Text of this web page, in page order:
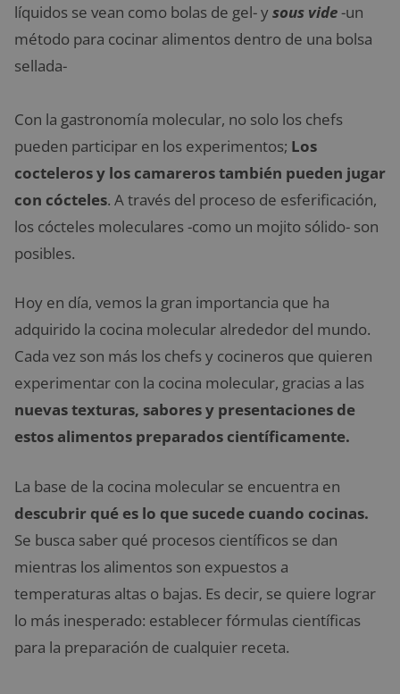
líquidos se vean como bolas de gel- ysous vide-un
método para cocinar alimentos dentro de una bolsa
sellada-
Con la gastronomía molecular, no solo los chefs
pueden participar en los experimentos; Los
cocteleros y los camareros también pueden jugar
con cócteles. A través del proceso de esferificación,
los cócteles moleculares -como un mojito sólido- son
posibles.
Hoy en día, vemos la gran importancia que ha
adquirido la cocina molecular alrededor del mundo.
Cada vez son más los chefs y cocineros que quieren
experimentar con la cocina molecular, gracias a las
nuevas texturas, sabores y presentaciones de
estos alimentos preparados científicamente.
La base de la cocina molecular se encuentra en
descubrir qué es lo que sucede cuando cocinas.
Se busca saber qué procesos científicos se dan
mientras los alimentos son expuestos a
temperaturas altas o bajas. Es decir, se quiere lograr
lo más inesperado: establecer fórmulas científicas
para la preparación de cualquier receta.